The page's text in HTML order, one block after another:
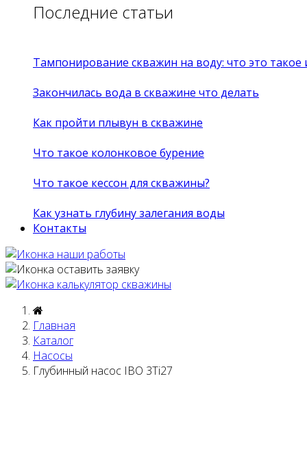
Последние статьи
Тампонирование скважин на воду: что это такое
Закончилась вода в скважине что делать
Как пройти плывун в скважине
Что такое колонковое бурение
Что такое кессон для скважины?
Как узнать глубину залегания воды
Контакты
Главная
Каталог
Насосы
Глубинный насос IBO 3Ti27